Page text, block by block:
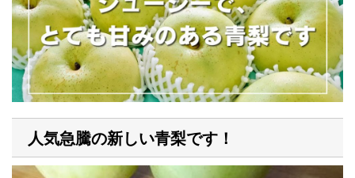
人気急騰の新しい青梨です！